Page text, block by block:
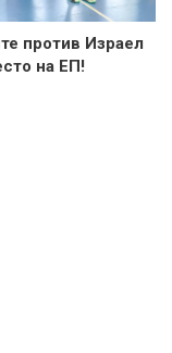
против Израел
на ЕП!